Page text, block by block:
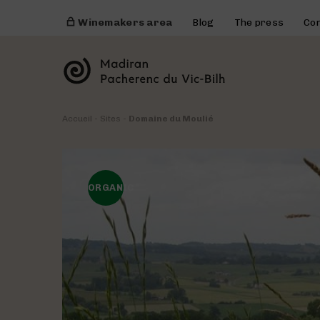
Winemakers area Blog The press
Accueil Sites Domaine du Moulié
ORGANIC